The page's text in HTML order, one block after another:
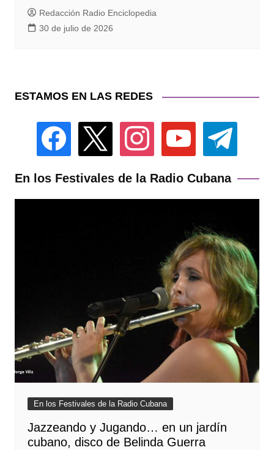
Redacción Radio Enciclopedia
30 de julio de 2026
ESTAMOS EN LAS REDES
facebook instagram youtube telegram
En los Festivales de la Radio Cubana
En los Festivales de la Radio Cubana
Jazzeando y Jugando… en un jardín
cubano, disco de Belinda Guerra